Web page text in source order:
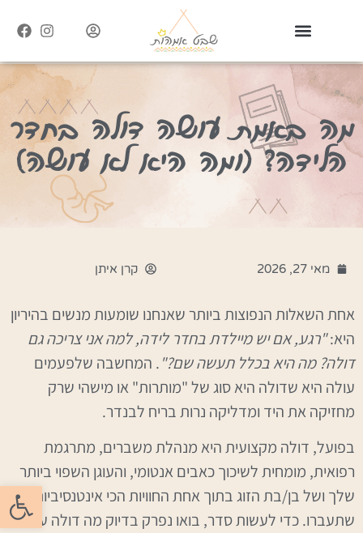
פתח
מה באמת עושה דולה בחדר
הלידה? (ומה היא לא עושה)
מאי 27, 2026 קרן איתן
אחת השאלות הנפוצות ביותר שאנחנו שומעות מנשים בהיריון
היא:"רגע, אם יש מיילדת בחדר לידה, למה אני צריכה גם
דולה? מה היא בכלל תעשה שם?". המחשבה שלפעמים
עולה היא שדולה היא סוג של "מותרות" או מישהי שרק
מחזיקה את היד ומדליקה נרות בריח לבנדר.
בפועל, דולה מקצועית היא מנהלת משברים, מתרגמת
רפואית, מומחית לשיכוך כאבים אנטומי, והעוגן השפוי ביותר
שלך ושל בן/בת הזוג בתוך אחת החוויות הכי אינטנסיביות
שתעברו. כדי לעשות סדר, בואו נפרק בדיוק מה דולה עושה